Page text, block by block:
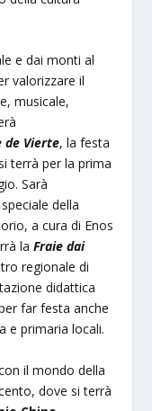
e dai monti al
valorizzare il
musicale,
de Vierte, la festa
terrà per la prima
Sarà
della
a cura di Enos
laFraie dai
regionale di
didattica
far festa anche
e primaria locali.
il mondo della
dove si terrà